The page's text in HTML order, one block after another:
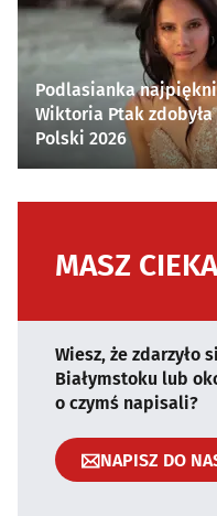
Podlasianka
Wiktoria Ptak
Polski 2026
MASZ
Wiesz, że zdarzyło
Białymstoku lub
o czymś napisali?
NAPISZ DO